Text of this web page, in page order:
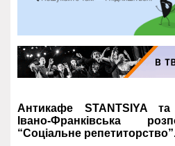
Антикафе STANTSIYA та
Івано-Франківська
“Соціальне